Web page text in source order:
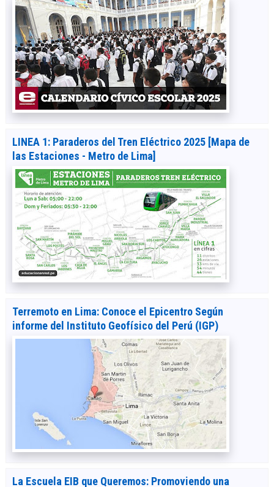
LINEA 1: Paraderos del Tren Eléctrico 2025 [Mapa de
las Estaciones - Metro de Lima]
Terremoto en Lima: Conoce el Epicentro Según
informe del Instituto Geofísico del Perú (IGP)
La Escuela EIB que Queremos: Promoviendo una